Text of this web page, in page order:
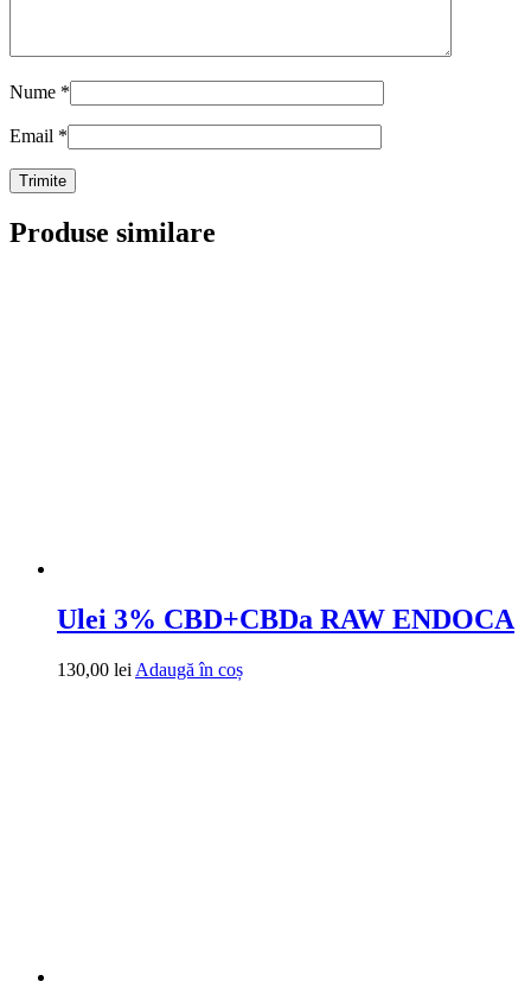
Nume *
Email *
Produse similare
Ulei 3% CBD+CBDa RAW ENDOCA
130,00 lei Adaugă în coș